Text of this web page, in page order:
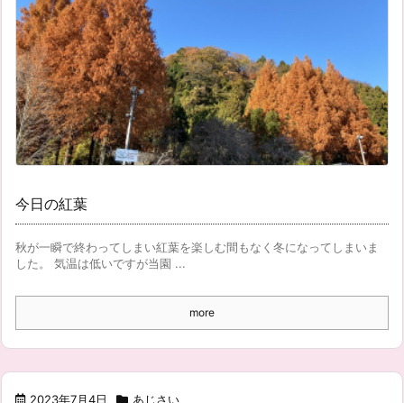
今日の紅葉
秋が一瞬で終わってしまい紅葉を楽しむ間もなく冬になってしまいま
した。 気温は低いですが当園 ...
more
2023年7月4日 あじさい